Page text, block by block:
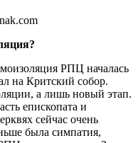
РПЦ началась
на Критский собор.
а лишь новый этап.
епископата и
сейчас очень
была симпатия,